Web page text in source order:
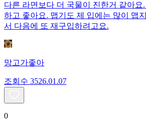
다른 라면보다 더 국물이 진한거 같아요
하고 좋아요. 맵기도 제 입에는 많이 맵
서 다음에 또 재구입하려고요.
망고가좋아
조회수 3526.01.07
0